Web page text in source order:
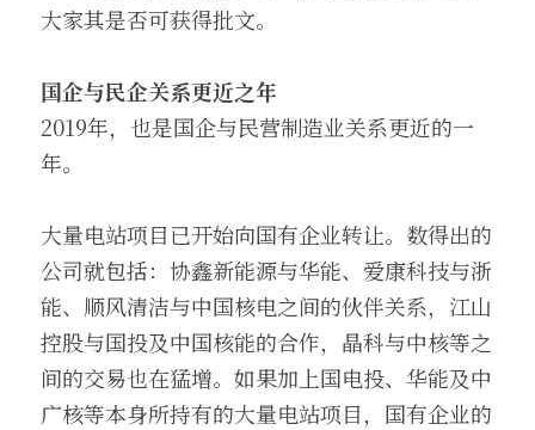
大家其是否可获得批文。
国企与民企关系更近之年
2019年，也是国企与民营制造业关系更近的一
年。
大量电站项目已开始向国有企业转让。数得出的
公司就包括：协鑫新能源与华能、爱康科技与浙
能、顺风清洁与中国核电之间的伙伴关系，江山
控股与国投及中国核能的合作，晶科与中核等之
间的交易也在猛增。如果加上国电投、华能及中
广核等本身所持有的大量电站项目，国有企业的